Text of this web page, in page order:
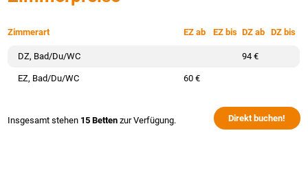
Zimmerart EZ ab EZ bis DZ ab DZ bis
DZ, Bad/Du/WC 94 €
EZ, Bad/Du/WC 60 €
Insgesamt stehen 15 Betten zur Verfügung. Direkt buchen!